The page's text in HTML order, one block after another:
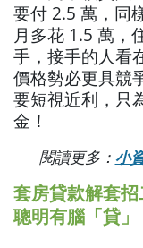
要付 2.5 萬，同
月多花 1.5 萬，
手，接手的人看
價格勢必更具競
要短視近利，只
金！
閱讀更多： 小
套房貸款解套
聰明有腦「貸」